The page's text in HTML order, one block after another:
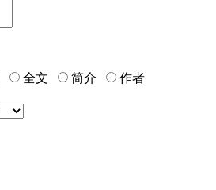
全文 简介
作者